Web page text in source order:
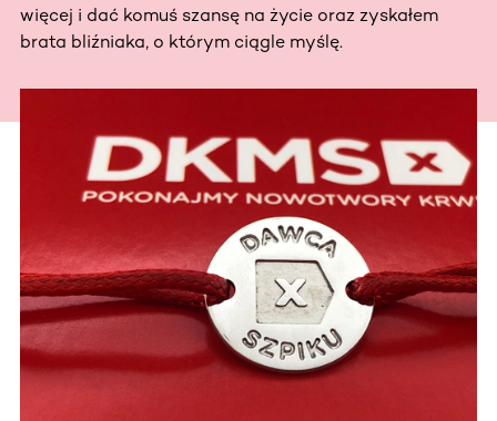
więcej i dać komuś szansę na życie oraz zyskałem
brata bliźniaka, o którym ciągle myślę.